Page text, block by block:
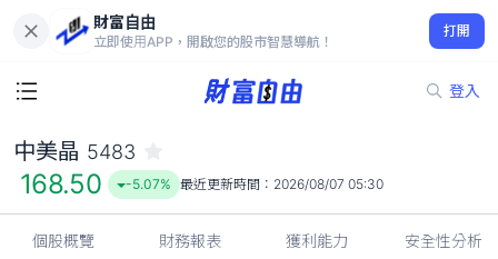
財富自由
立即使用APP，開啟您的股市智慧導航！
打開
登入
168.50
-5.07%
中美晶 5483
168.50 -5.07% 最近更新時間： 2026/08/07 05:30
個股概覽 財務報表 獲利能力 安全性分析